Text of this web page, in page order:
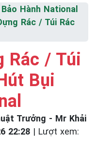
Ưu • Chi Phí Tối
Hành National
Rác / Túi Rác
Rác / Túi
Bụi
Trưởng - Mr Khải
22:28 | Lượt xem: